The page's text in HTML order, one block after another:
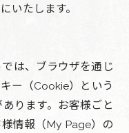
いたします。
は、ブラウザを通じ
ー（Cookie）という
ります。お客様ごと
情報（My Page）の